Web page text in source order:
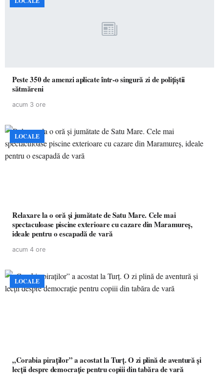
Peste 350 de amenzi aplicate într-o singură zi de polițiștii
sătmăreni
acum 3 ore
LOCALE
Relaxare la o oră și jumătate de Satu Mare. Cele mai
spectaculoase piscine exterioare cu cazare din Maramureș,
ideale pentru o escapadă de vară
acum 4 ore
LOCALE
„Corabia piraților” a acostat la Turț. O zi plină de aventură și
lecții despre democrație pentru copiii din tabăra de vară